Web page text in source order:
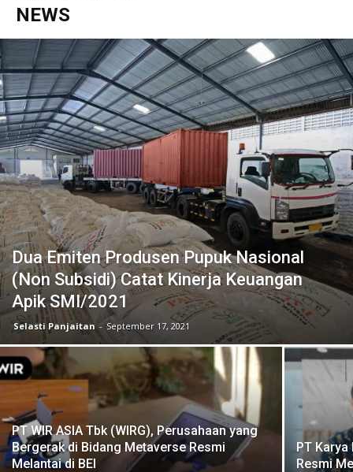
NEWS
Dua Emiten Produsen Pupuk Nasional
(Non Subsidi) Catat Kinerja Keuangan
Apik SMI/2021
Selasti Panjaitan - September 17, 2021
PT WIR ASIA Tbk (WIRG), Perusahaan yang
Bergerak di Bidang Metaverse Resmi
Melantai di BEI
PT Karya
Resmi